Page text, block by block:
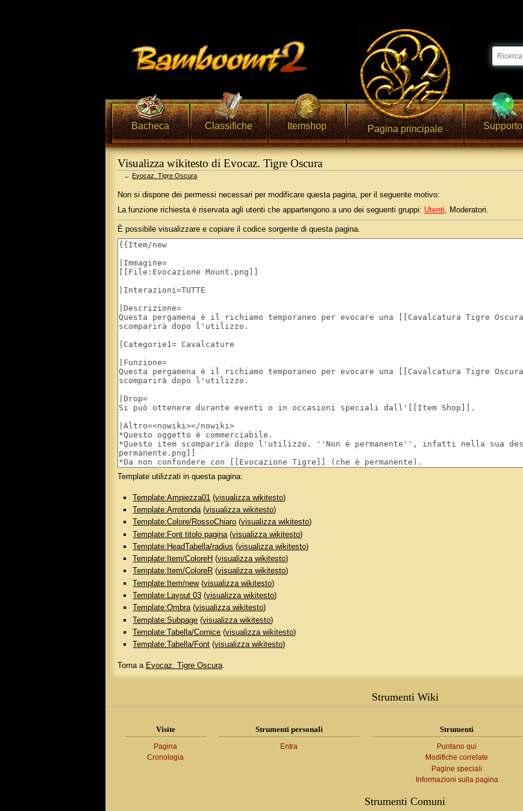
Bacheca Classifiche Itemshop Pagina principale Supporto
Visualizza wikitesto di Evocaz. Tigre Oscura
← Evocaz. Tigre Oscura
Non si dispone dei permessi necessari per modificare questa pagina, per il seguente motivo:
La funzione richiesta è riservata agli utenti che appartengono a uno dei seguenti gruppi: Utenti, Moderatori.
È possibile visualizzare e copiare il codice sorgente di questa pagina.
Template utilizzati in questa pagina:
Template:Ampiezza01 (visualizza wikitesto)
Template:Arrotonda(visualizza wikitesto)
Template:Colore/RossoChiaro (visualizza wikitesto)
Template:Font titolo pagina (visualizza wikitesto)
Template:HeadTabella/radius (visualizza wikitesto)
Template:Item/ColoreH (visualizza wikitesto)
Template:Item/ColoreR (visualizza wikitesto)
Template:Item/new(visualizza wikitesto)
Template:Layout 03 (visualizza wikitesto)
Template:Ombra(visualizza wikitesto)
Template:Subpage (visualizza wikitesto)
Template:Tabella/Cornice (visualizza wikitesto)
Template:Tabella/Font (visualizza wikitesto)
Torna a Evocaz. Tigre Oscura.
Strumenti Wiki
Visite
Pagina
Cronologia
Strumenti personali
Entra
Strumenti
Puntano qui
Modifiche correlate
Pagine speciali
Informazioni sulla pagina
Strumenti Comuni